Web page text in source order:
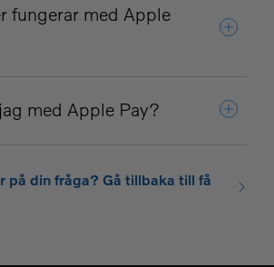
fungerar med Apple
med Apple Pay?
på din fråga? Gå tillbaka till få